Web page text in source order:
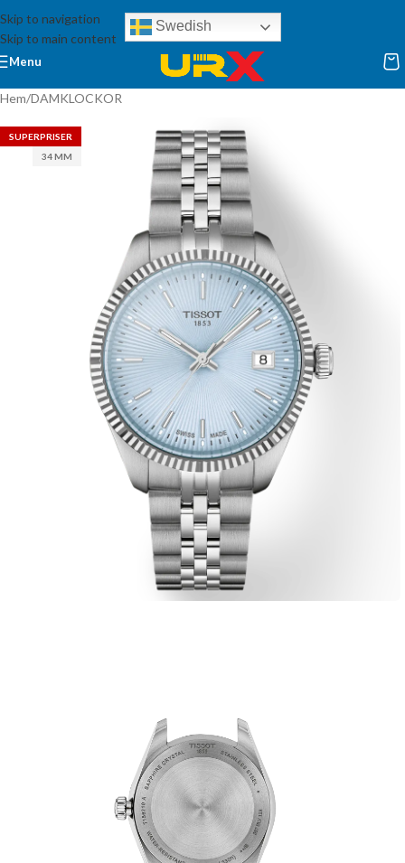
Skip to navigation
Skip to main content
Swedish
Menu
Hem/DAMKLOCKOR
SUPERPRISER
34 MM